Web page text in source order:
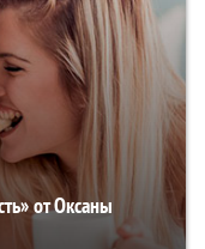
от Оксаны